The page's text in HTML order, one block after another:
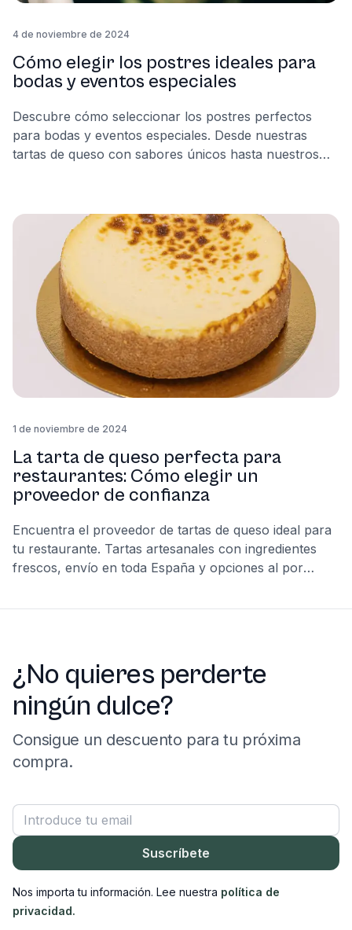
4 de noviembre de 2024
Cómo elegir los postres ideales para
bodas y eventos especiales
Descubre cómo seleccionar los postres perfectos
para bodas y eventos especiales. Desde nuestras
tartas de queso con sabores únicos hasta nuestros
1 de noviembre de 2024
La tarta de queso perfecta para
restaurantes: Cómo elegir un
proveedor de confianza
Encuentra el proveedor de tartas de queso ideal para
tu restaurante. Tartas artesanales con ingredientes
frescos, envío en toda España y opciones al por
¿No quieres perderte
ningún dulce?
Consigue un descuento para tu próxima
compra.
Correo electrónico
Suscríbete
Nos importa tu información. Lee nuestra política de
privacidad.